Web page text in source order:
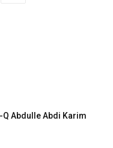
Q Abdulle Abdi Karim